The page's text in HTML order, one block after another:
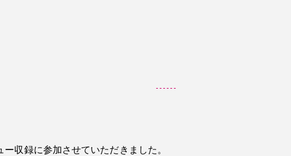
収録に参加させていただきました。